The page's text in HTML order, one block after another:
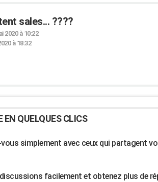
sales... ????
2020 à 10:22
à 18:32
EN QUELQUES CLICS
simplement avec ceux qui partagent
facilement et obtenez plus de